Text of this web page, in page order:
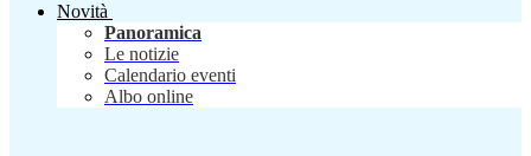
Novità
Panoramica
Le notizie
Calendario eventi
Albo online